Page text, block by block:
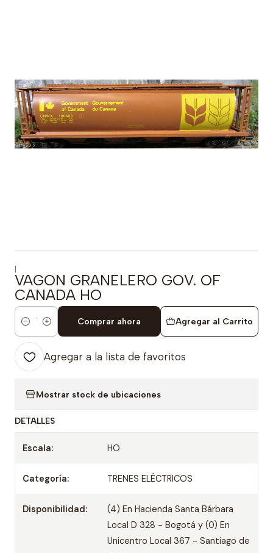
|
VAGON GRANELERO GOV. OF
CANADA HO
Cantidad
Agregar al Carrito
Comprar ahora
Agregar a la lista de favoritos
Mostrar stock de ubicaciones
DETALLES
Escala: HO
Categoría: TRENES ELÉCTRICOS
Disponibilidad:
(4) En Hacienda Santa Bárbara
Local D 328 - Bogotá y (0) En
Unicentro Local 367 - Santiago de